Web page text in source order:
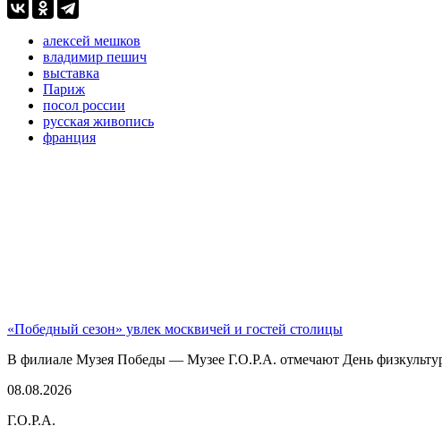
алексей мешков
владимир пешич
выставка
Париж
посол россии
русская живопись
франция
«Победный сезон» увлек москвичей и гостей столицы
В филиале Музея Победы — Музее Г.О.Р.А. отмечают День
08.08.2026
Г.О.Р.А.